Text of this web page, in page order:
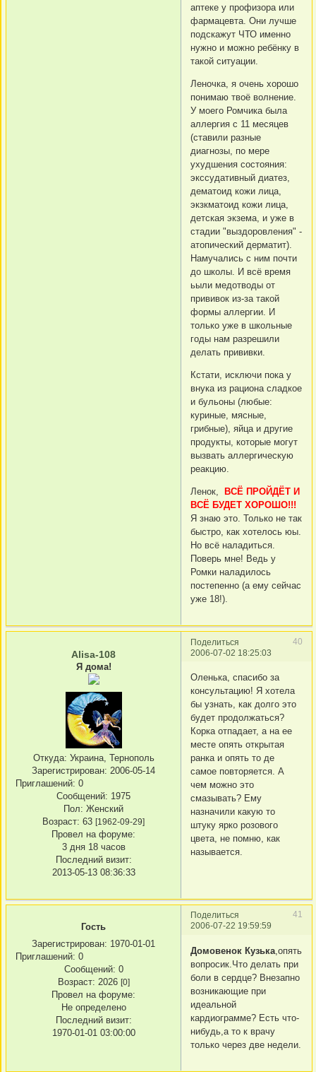
аптеке у профизора или
фармацевта. Они лучше
подскажут ЧТО именно
нужно и можно ребёнку в
такой ситуации.
Леночка, я очень хорошо
понимаю твоё волнение.
У моего Ромчика была
аллергия с 11 месяцев
(ставили разные
диагнозы, по мере
ухудшения состояния:
экссудативный диатез,
дематоид кожи лица,
экзкматоид кожи лица,
детская экзема, и уже в
стадии "выздоровления" -
атопический дерматит).
Намучались с ним почти
до школы. И всё время
ьыли медотводы от
прививок из-за такой
формы аллергии. И
только уже в школьные
годы нам разрешили
делать прививки.
Кстати, исключи пока у
внука из рациона сладкое
и бульоны (любые:
куриные, мясные,
грибные), яйца и другие
продукты, которые могут
вызвать аллергическую
реакцию.
Ленок,
ВСЁ ПРОЙДЁТ И
ВСЁ БУДЕТ ХОРОШО!!!
Я знаю это. Только не так
быстро, как хотелось юы.
Но всё наладиться.
Поверь мне! Ведь у
Ромки наладилось
постепенно (а ему сейчас
уже 18!).
Поделиться
40
2006-07-02 18:25:03
Alisa-108
Я дома!
Откуда: Украина, Тернополь
Зарегистрирован: 2006-05-14
Приглашений: 0
Сообщений: 1975
Пол: Женский
Возраст: 63 [1962-09-29]
Провел на форуме:
3 дня 18 часов
Последний визит:
2013-05-13 08:36:33
Оленька, спасибо за
консультацию! Я хотела
бы узнать, как долго это
будет продолжаться?
Корка отпадает, а на ее
месте опять открытая
ранка и опять то де
самое повторяется. А
чем можно это
смазывать? Ему
назначили какую то
штуку ярко розового
цвета, не помню, как
называется.
Поделиться
41
2006-07-22 19:59:59
Гость
Зарегистрирован: 1970-01-01
Приглашений: 0
Сообщений: 0
Возраст: 2026 [0]
Провел на форуме:
Не определено
Последний визит:
1970-01-01 03:00:00
Домовенок Кузька ,опять
вопросик.Что делать при
боли в сердце? Внезапно
возникающие при
идеальной
кардиограмме? Есть что-
нибудь,а то к врачу
только через две недели.